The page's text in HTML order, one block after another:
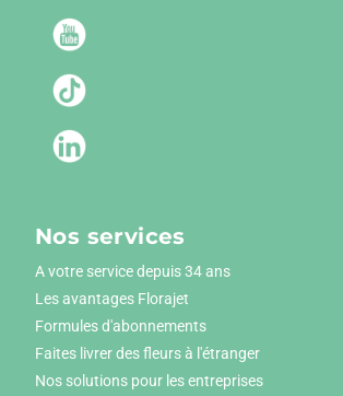
Nos services
A votre service depuis 34 ans
Les avantages Florajet
Formules d'abonnements
Faites livrer des fleurs à l'étranger
Nos solutions pour les entreprises